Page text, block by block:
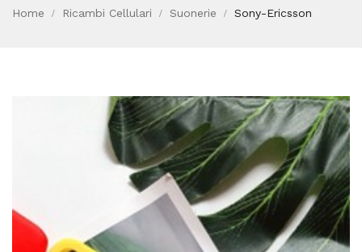
Home Ricambi Cellulari Suonerie Sony-Ericsson